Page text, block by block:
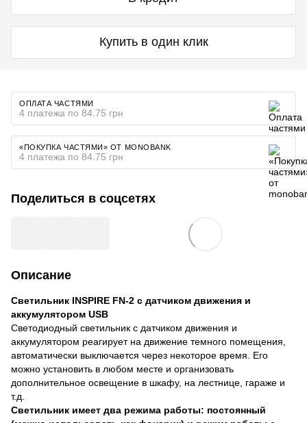
Купить в один клик
ОПЛАТА ЧАСТЯМИ
4 платежа по 84.75 грн
«ПОКУПКА ЧАСТЯМИ» ОТ MONOBANK
4 платежа по 84.75 грн
Поделиться в соцсетях
Описание
Светильник INSPIRE FN-2 с датчиком движения и
аккумулятором USB
Светодиодный светильник с датчиком движения и
аккумулятором реагирует на движение темного помещения,
автоматически выключается через некоторое время. Его
можно установить в любом месте и организовать
дополнительное освещение в шкафу, на лестнице, гараже и
т.д.
Светильник имеет два режима работы: постоянный